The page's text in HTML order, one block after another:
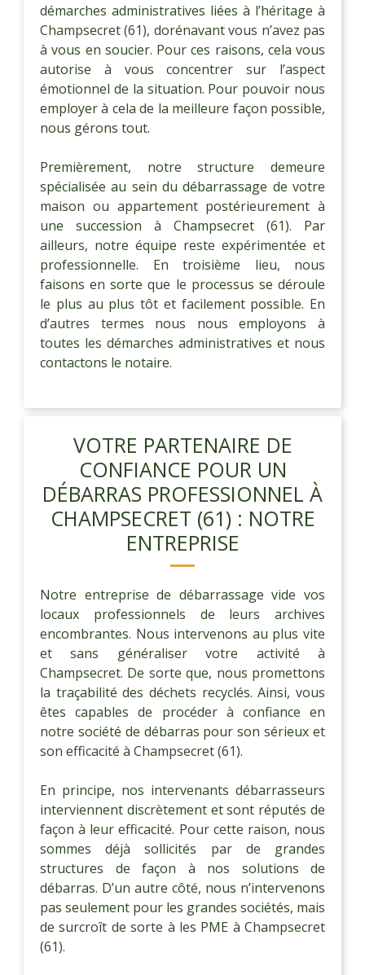
démarches administratives liées à l’héritage à
Champsecret (61), dorénavant vous n’avez pas
à vous en soucier. Pour ces raisons, cela vous
autorise à vous concentrer sur l’aspect
émotionnel de la situation. Pour pouvoir nous
employer à cela de la meilleure façon possible,
nous gérons tout.
Premièrement, notre structure demeure
spécialisée au sein du débarrassage de votre
maison ou appartement postérieurement à
une succession à Champsecret (61). Par
ailleurs, notre équipe reste expérimentée et
professionnelle. En troisième lieu, nous
faisons en sorte que le processus se déroule
le plus au plus tôt et facilement possible. En
d’autres termes nous nous employons à
toutes les démarches administratives et nous
contactons le notaire.
VOTRE PARTENAIRE DE
CONFIANCE POUR UN
DÉBARRAS PROFESSIONNEL À
CHAMPSECRET (61) : NOTRE
ENTREPRISE
Notre entreprise de débarrassage vide vos
locaux professionnels de leurs archives
encombrantes. Nous intervenons au plus vite
et sans généraliser votre activité à
Champsecret. De sorte que, nous promettons
la traçabilité des déchets recyclés. Ainsi, vous
êtes capables de procéder à confiance en
notre société de débarras pour son sérieux et
son efficacité à Champsecret (61).
En principe, nos intervenants débarrasseurs
interviennent discrètement et sont réputés de
façon à leur efficacité. Pour cette raison, nous
sommes déjà sollicités par de grandes
structures de façon à nos solutions de
débarras. D’un autre côté, nous n’intervenons
pas seulement pour les grandes sociétés, mais
de surcroît de sorte à les PME à Champsecret
(61).